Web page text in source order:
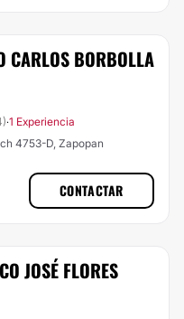
CARLOS BORBOLLA
·1 Experiencia
4753-D, Zapopan
CONTACTAR
JOSÉ FLORES